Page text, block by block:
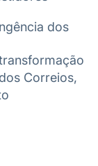
dos
Correios,